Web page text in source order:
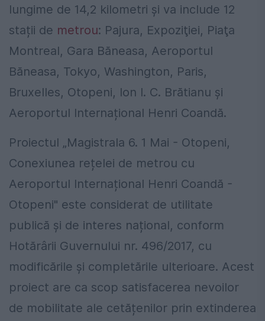
lungime de 14,2 kilometri și va include 12
stații de metrou: Pajura, Expoziţiei, Piaţa
Montreal, Gara Băneasa, Aeroportul
Băneasa, Tokyo, Washington, Paris,
Bruxelles, Otopeni, Ion I. C. Brătianu și
Aeroportul Internațional Henri Coandă.
Proiectul „Magistrala 6. 1 Mai - Otopeni,
Conexiunea rețelei de metrou cu
Aeroportul Internațional Henri Coandă -
Otopeni" este considerat de utilitate
publică și de interes național, conform
Hotărârii Guvernului nr. 496/2017, cu
modificările și completările ulterioare. Acest
proiect are ca scop satisfacerea nevoilor
de mobilitate ale cetățenilor prin extinderea